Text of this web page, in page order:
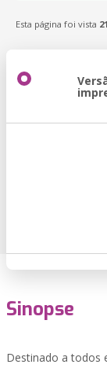
Esta página foi vista
Sinopse
Destinado a todos